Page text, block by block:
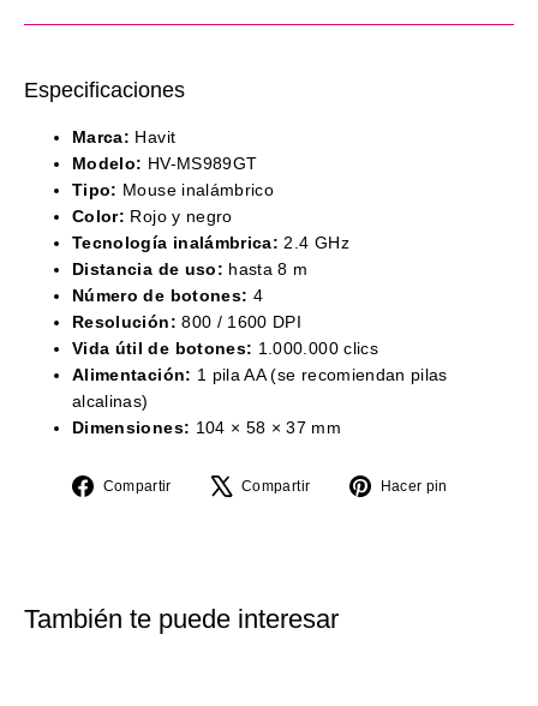
Especificaciones
Marca: Havit
Modelo: HV-MS989GT
Tipo: Mouse inalámbrico
Color: Rojo y negro
Tecnología inalámbrica: 2.4 GHz
Distancia de uso: hasta 8 m
Número de botones: 4
Resolución: 800 / 1600 DPI
Vida útil de botones: 1.000.000 clics
Alimentación: 1 pila AA (se recomiendan pilas
alcalinas)
Dimensiones: 104 × 58 × 37 mm
Compartir
CompartirCompartir
Tuitear
Hacer pin
También te puede interesar